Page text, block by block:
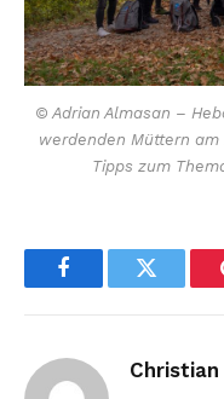
© Adrian Almasan –
werdenden Müttern
Tipps zum
FacebookTwitter
Christian